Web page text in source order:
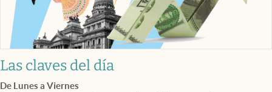
Las claves del día
De Lunes a Viernes